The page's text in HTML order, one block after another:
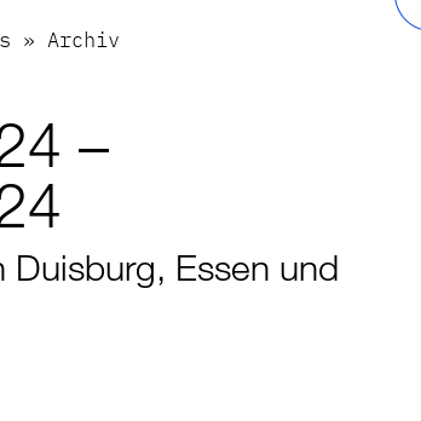
» Archiv
–
Duisburg, Essen und